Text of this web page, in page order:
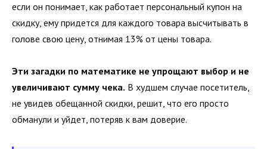
если он понимает, как работает персональный купон на
скидку, ему придется для каждого товара высчитывать в
голове свою цену, отнимая 13% от цены товара.
Эти загадки по математике не упрощают выбор и не
увеличивают сумму чека. В худшем случае посетитель,
не увидев обещанной скидки, решит, что его просто
обманули и уйдет, потеряв к вам доверие.